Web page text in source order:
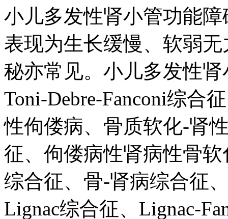
小儿多发性肾小管功能
表现为生长缓慢、软弱
秘亦常见。小儿多发性
Toni-Debre-Fanconi综合
性佝偻病、骨质软化-肾
征、佝偻病性肾病性骨
综合征、骨-肾病综合征
Lignac综合征、Lignac-